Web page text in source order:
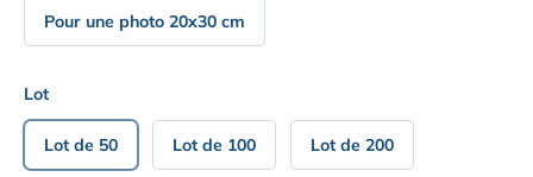
Pour une photo 20x30 cm
Lot
Lot de 50 Lot de 100 Lot de 200